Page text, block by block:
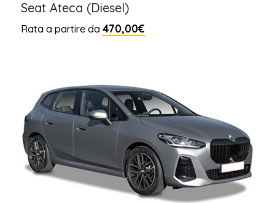
Seat Ateca (Diesel)
Rata a partire da470,00€